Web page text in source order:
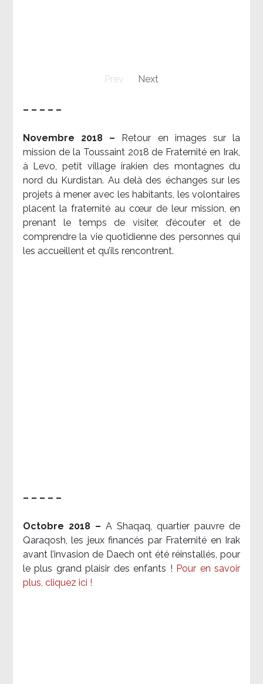
Prev Next
– – – – –
Novembre 2018 –
Retour en images sur la
mission de la Toussaint 2018 de Fraternité en Irak,
à Levo, petit village irakien des montagnes du
nord du Kurdistan. Au delà des échanges sur les
projets à mener avec les habitants, les volontaires
placent la fraternité au cœur de leur mission, en
prenant le temps de visiter, d’écouter et de
comprendre la vie quotidienne des personnes qui
les accueillent et qu’ils rencontrent.
– – – – –
Octobre 2018 – A Shaqaq, quartier pauvre de
Qaraqosh, les jeux financés par Fraternité en Irak​
avant l’invasion de Daech ont été réinstallés, pour
le plus grand plaisir des enfants ! Pour en savoir
plus, cliquez ici !